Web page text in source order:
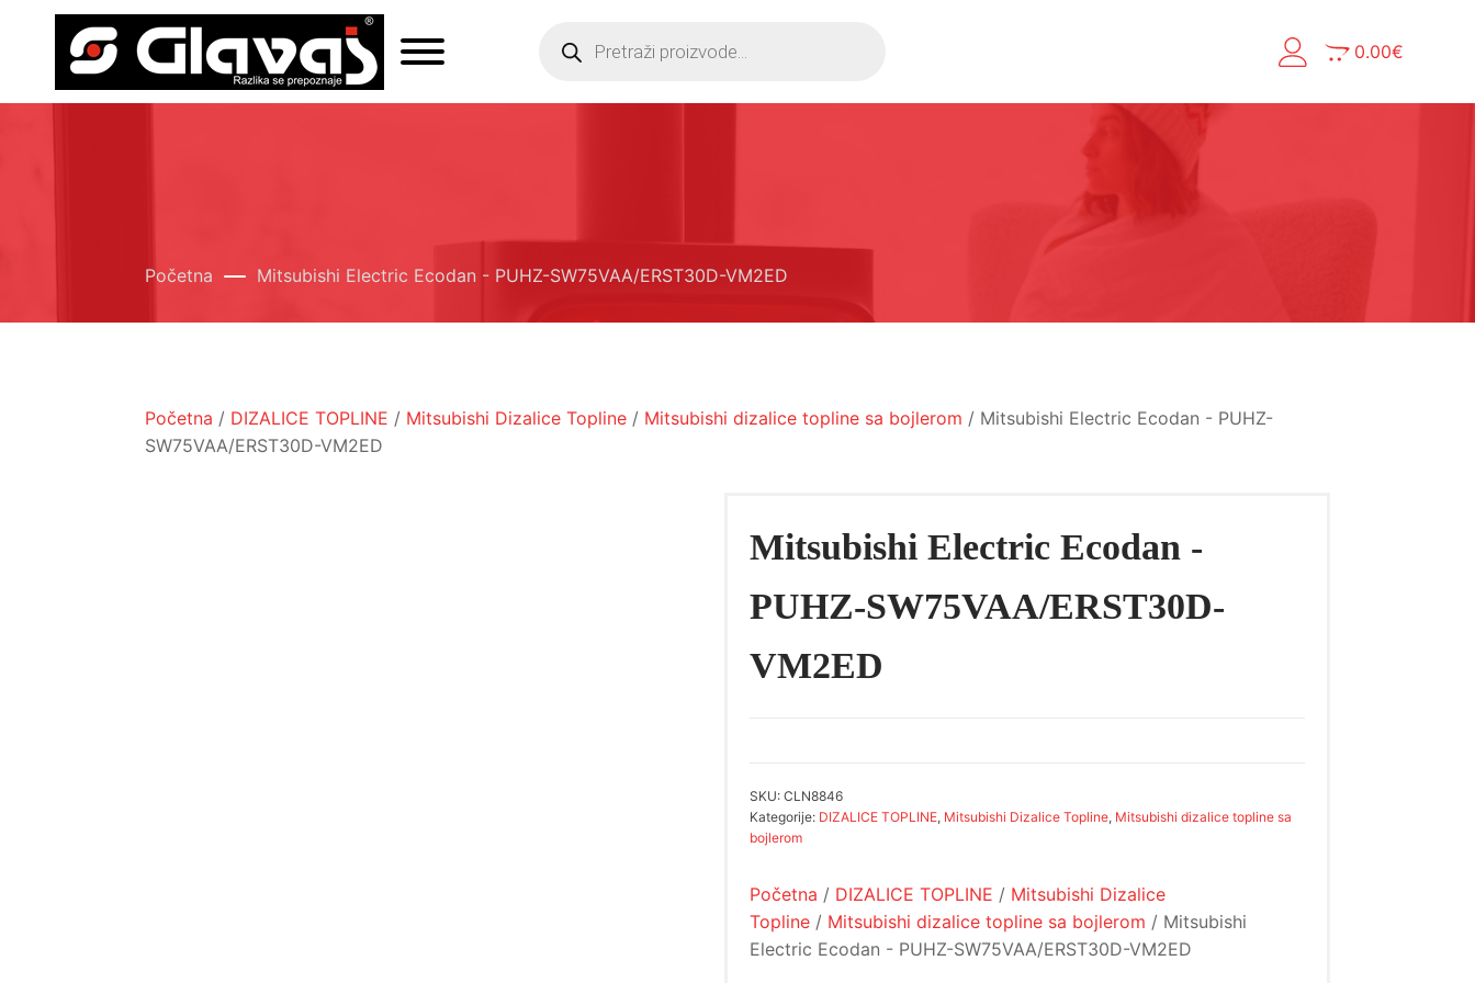
Products
search
0.00€
Početna Mitsubishi Electric Ecodan - PUHZ-SW75VAA/ERST30D-VM2ED
Početna / DIZALICE TOPLINE / Mitsubishi Dizalice Topline / Mitsubishi dizalice topline sa bojlerom / Mitsubishi Electric Ecodan - PUHZ-
SW75VAA/ERST30D-VM2ED
Mitsubishi Electric Ecodan -
PUHZ-SW75VAA/ERST30D-
VM2ED
SKU:CLN8846
Kategorije: DIZALICE TOPLINE, Mitsubishi Dizalice Topline, Mitsubishi dizalice topline sa
bojlerom
Početna / DIZALICE TOPLINE / Mitsubishi Dizalice
Topline / Mitsubishi dizalice topline sa bojlerom / Mitsubishi
Electric Ecodan - PUHZ-SW75VAA/ERST30D-VM2ED